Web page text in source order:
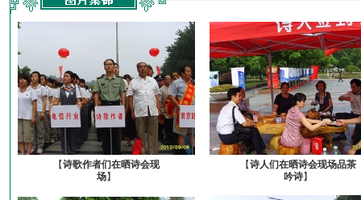
【诗歌作者们在晒诗会现
场】
【诗人们在晒诗会现场品茶
吟诗】